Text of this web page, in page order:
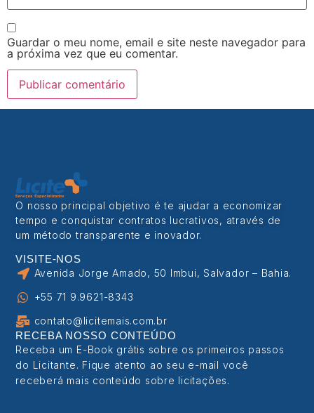
Guardar o meu nome, email e site neste navegador para
a próxima vez que eu comentar.
O nosso principal objetivo é te ajudar a economizar
tempo e conquistar contratos lucrativos, através de
um método transparente e inovador.
VISITE-NOS
Avenida Jorge Amado, 50 Imbui, Salvador – Bahia.
+55 71 9.9621-8343
contato@licitemais.com.br
RECEBA NOSSO CONTEÚDO
Receba um E-Book grátis sobre os primeiros passos
do Licitante. Fique atento ao seu e-mail você
receberá mais conteúdo sobre licitações.